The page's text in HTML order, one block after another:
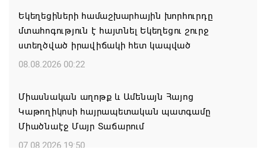
Եկեղեցիների համաշխարհային խորհուրդը
մտահոգություն է հայտնել Եկեղեցու շուրջ
ստեղծված իրավիճակի հետ կապված
08.08.2026 00:22
Միասնական աղոթք և Ամենայն Հայոց
Կաթողիկոսի հայրապետական պատգամը
Միածնաէջ Մայր Տաճարում
07.08.2026 19:50